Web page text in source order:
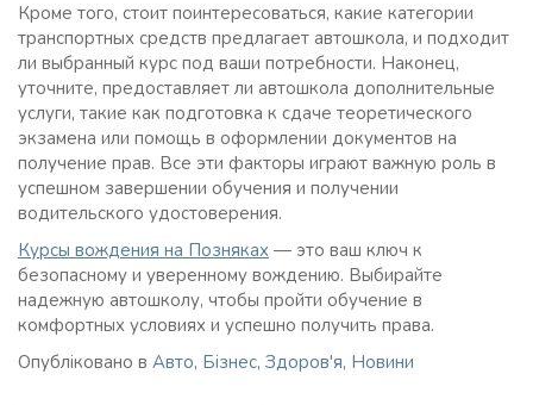
Кроме того, стоит поинтересоваться, какие категории
транспортных средств предлагает автошкола, и подходит
ли выбранный курс под ваши потребности. Наконец,
уточните, предоставляет ли автошкола дополнительные
услуги, такие как подготовка к сдаче теоретического
экзамена или помощь в оформлении документов на
получение прав. Все эти факторы играют важную роль в
успешном завершении обучения и получении
водительского удостоверения.
Курсы вождения на Позняках — это ваш ключ к
безопасному и уверенному вождению. Выбирайте
надежную автошколу, чтобы пройти обучение в
комфортных условиях и успешно получить права.
Опубліковано в Авто, Бізнес, Здоров'я, Новини